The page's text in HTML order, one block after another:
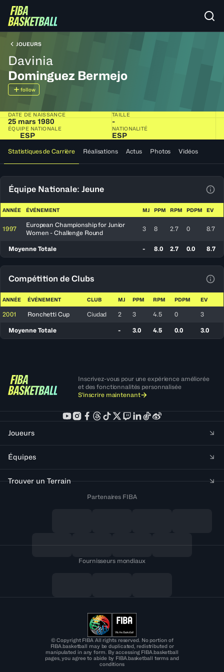
JOUEURS
Davinia
Dominguez Bermejo
follow
DATE DE NAISSANCE
25 mars 1980
TAILLE
-
ÉQUIPE NATIONALE
ESP
NATIONALITÉ
ESP
Statistiques de Carrière Réalisations Actus Photos Vidéos
Équipe Nationale: Jeune
ANNÉE ÉVÉNEMENT MJ PPM RPM PDPM EV
1997
European Championship for Junior
Women - Challenge Round
3 8 2.7 0 8.7
Moyenne Totale - 8.0 2.7 0.0 8.7
Compétition de Clubs
ANNÉE ÉVÉNEMENT CLUB MJ PPM RPM PDPM EV
2001 Ronchetti Cup Ciudad 2 3 4.5 0 3
Moyenne Totale - 3.0 4.5 0.0 3.0
Inscrivez-vous pour une expérience améliorée
et des fonctionnalités personnalisée
S'inscrire maintenant
Joueurs
Équipes
Trouver un Terrain
Partenaires FIBA
Fournisseurs mondiaux
© Copyright FIBA All rights reserved. No portion of
FIBA.basketball may be duplicated, redistributed or
manipulated in any form. By accessing FIBA.basketball
pages, you agree to abide by FIBA.basketball terms and
conditions